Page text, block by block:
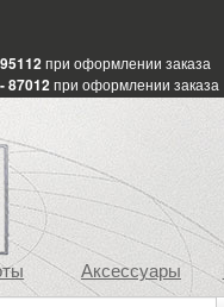
при оформлении заказа
87012 при оформлении заказа
Аксессуары